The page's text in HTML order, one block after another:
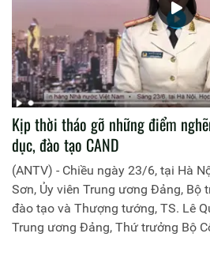
Kịp thời tháo gỡ những điểm
dục, đào tạo CAND
(ANTV) - Chiều ngày 23/6, tại Hà
Sơn, Ủy viên Trung ương Đảng, Bộ
đào tạo và Thượng tướng, TS. Lê
Trung ương Đảng, Thứ trưởng Bộ